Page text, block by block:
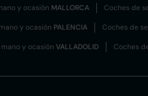
y ocasión MALLORCA Coches de
y ocasión PALENCIA Coches de
y ocasión VALLADOLID Coches